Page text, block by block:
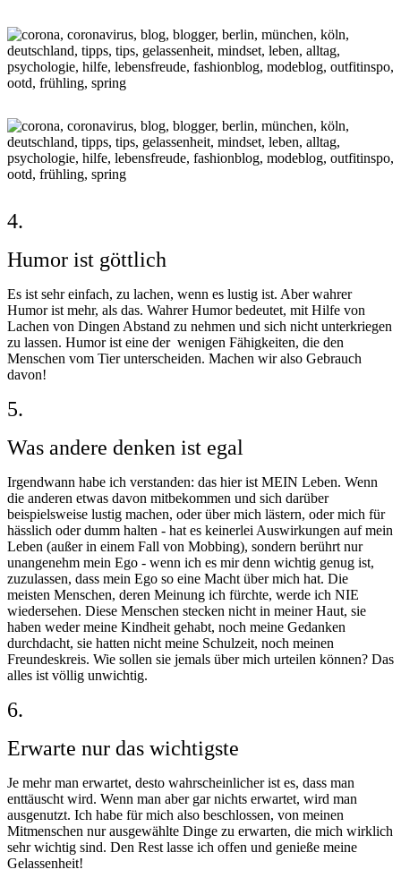
4.
Humor ist göttlich
Es ist sehr einfach, zu lachen, wenn es lustig ist. Aber wahrer
Humor ist mehr, als das. Wahrer Humor bedeutet, mit Hilfe von
Lachen von Dingen Abstand zu nehmen und sich nicht unterkriegen
zu lassen. Humor ist eine der wenigen Fähigkeiten, die den
Menschen vom Tier unterscheiden. Machen wir also Gebrauch
davon!
5.
Was andere denken ist egal
Irgendwann habe ich verstanden: das hier ist MEIN Leben. Wenn
die anderen etwas davon mitbekommen und sich darüber
beispielsweise lustig machen, oder über mich lästern, oder mich für
hässlich oder dumm halten - hat es keinerlei Auswirkungen auf mein
Leben (außer in einem Fall von Mobbing), sondern berührt nur
unangenehm mein Ego - wenn ich es mir denn wichtig genug ist,
zuzulassen, dass mein Ego so eine Macht über mich hat. Die
meisten Menschen, deren Meinung ich fürchte, werde ich NIE
wiedersehen. Diese Menschen stecken nicht in meiner Haut, sie
haben weder meine Kindheit gehabt, noch meine Gedanken
durchdacht, sie hatten nicht meine Schulzeit, noch meinen
Freundeskreis. Wie sollen sie jemals über mich urteilen können? Das
alles ist völlig unwichtig.
6.
Erwarte nur das wichtigste
Je mehr man erwartet, desto wahrscheinlicher ist es, dass man
enttäuscht wird. Wenn man aber gar nichts erwartet, wird man
ausgenutzt. Ich habe für mich also beschlossen, von meinen
Mitmenschen nur ausgewählte Dinge zu erwarten, die mich wirklich
sehr wichtig sind. Den Rest lasse ich offen und genieße meine
Gelassenheit!